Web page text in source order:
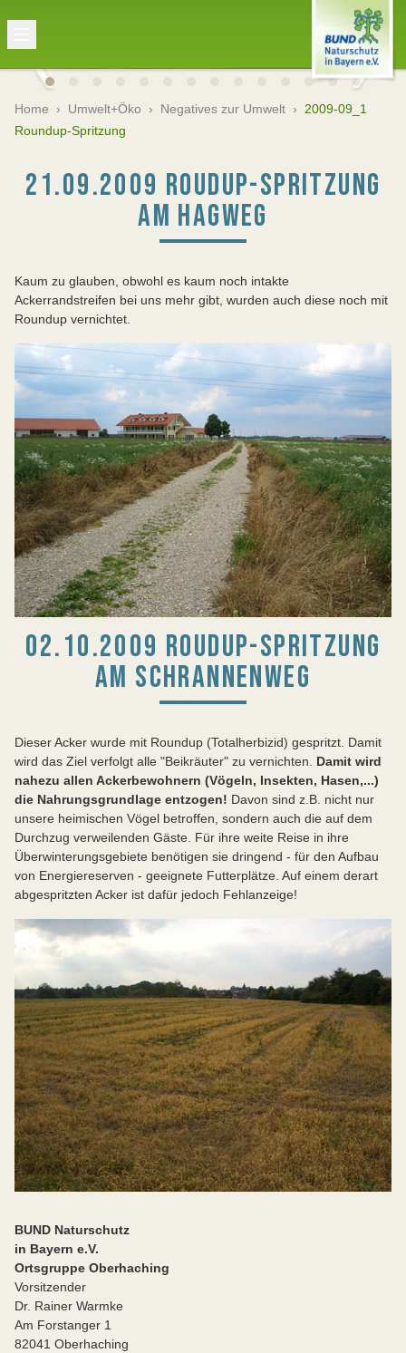
Home › Umwelt+Öko › Negatives zur Umwelt › 2009-09_1
Roundup-Spritzung
21.09.2009 ROUDUP-SPRITZUNG
AM HAGWEG
Kaum zu glauben, obwohl es kaum noch intakte
Ackerrandstreifen bei uns mehr gibt, wurden auch diese noch mit
Roundup vernichtet.
02.10.2009 ROUDUP-SPRITZUNG
AM SCHRANNENWEG
Dieser Acker wurde mit Roundup (Totalherbizid) gespritzt. Damit
wird das Ziel verfolgt alle "Beikräuter" zu vernichten. Damit wird
nahezu allen Ackerbewohnern (Vögeln, Insekten, Hasen,...)
die Nahrungsgrundlage entzogen! Davon sind z.B. nicht nur
unsere heimischen Vögel betroffen, sondern auch die auf dem
Durchzug verweilenden Gäste. Für ihre weite Reise in ihre
Überwinterungsgebiete benötigen sie dringend - für den Aufbau
von Energiereserven - geeignete Futterplätze. Auf einem derart
abgespritzten Acker ist dafür jedoch Fehlanzeige!
BUND Naturschutz
in Bayern e.V.
Ortsgruppe Oberhaching
Vorsitzender
Dr. Rainer Warmke
Am Forstanger 1
82041 Oberhaching